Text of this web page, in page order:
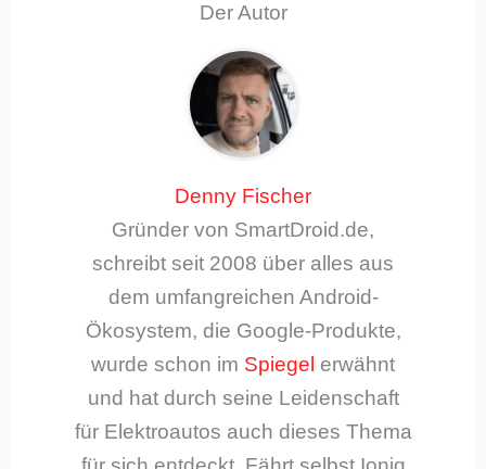
Der Autor
Denny Fischer
Gründer von SmartDroid.de,
schreibt seit 2008 über alles aus
dem umfangreichen Android-
Ökosystem, die Google-Produkte,
wurde schon im Spiegel erwähnt
und hat durch seine Leidenschaft
für Elektroautos auch dieses Thema